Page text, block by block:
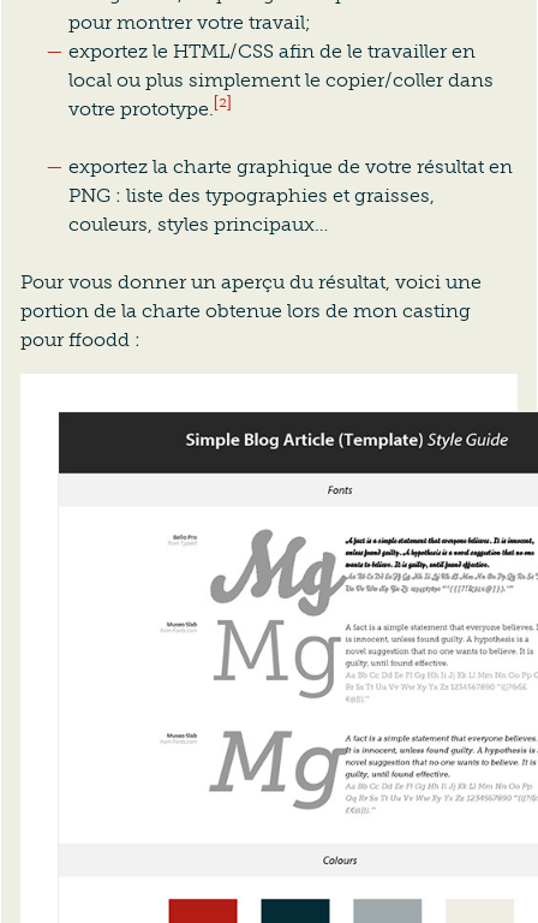
pour montrer votre travail;
exportez le HTML/CSS afin de le travailler en
local ou plus simplement le copier/coller dans
votre prototype. [2]
exportez la charte graphique de votre résultat en
PNG : liste des typographies et graisses,
couleurs, styles principaux…
Pour vous donner un aperçu du résultat, voici une
portion de la charte obtenue lors de mon casting
pour ffoodd :